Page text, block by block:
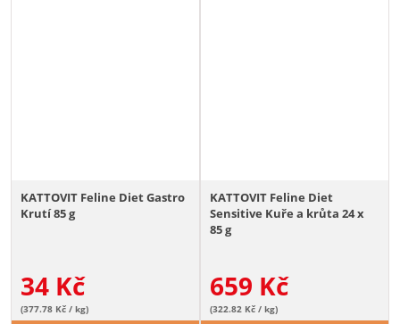
KATTOVIT Feline Diet Gastro
Krutí 85 g
34 Kč
(377.78 Kč / kg)
KATTOVIT Feline Diet
Sensitive Kuře a krůta 24 x
85 g
659 Kč
(322.82 Kč / kg)